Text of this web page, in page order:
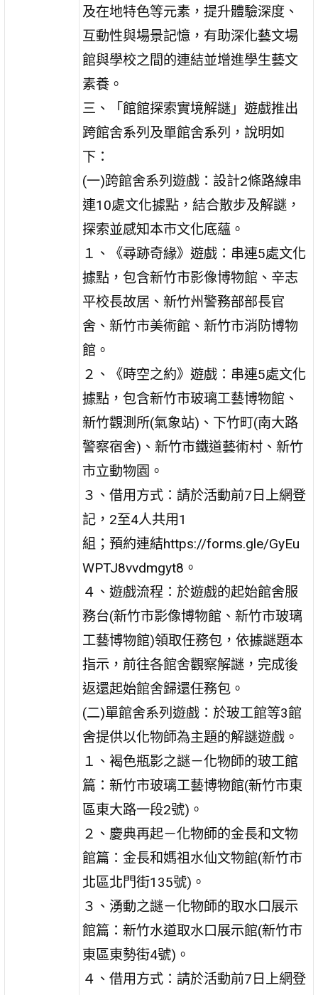
及在地特色等元素，提升體驗深度、
互動性與場景記憶，有助深化藝文場
館與學校之間的連結並增進學生藝文
素養。
三、「館館探索實境解謎」遊戲推出
跨館舍系列及單館舍系列，說明如
下：
(一)跨館舍系列遊戲：設計2條路線串
連10處文化據點，結合散步及解謎，
探索並感知本市文化底蘊。
１、《尋跡奇緣》遊戲：串連5處文化
據點，包含新竹市影像博物館、辛志
平校長故居、新竹州警務部部長官
舍、新竹市美術館、新竹市消防博物
館。
２、《時空之約》遊戲：串連5處文化
據點，包含新竹市玻璃工藝博物館、
新竹觀測所(氣象站)、下竹町(南大路
警察宿舍)、新竹市鐵道藝術村、新竹
市立動物園。
３、借用方式：請於活動前7日上網登
記，2至4人共用1
組；預約連結https://forms.gle/GyEu
WPTJ8vvdmgyt8。
４、遊戲流程：於遊戲的起始館舍服
務台(新竹市影像博物館、新竹市玻璃
工藝博物館)領取任務包，依據謎題本
指示，前往各館舍觀察解謎，完成後
返還起始館舍歸還任務包。
(二)單館舍系列遊戲：於玻工館等3館
舍提供以化物師為主題的解謎遊戲。
１、褐色瓶影之謎－化物師的玻工館
篇：新竹市玻璃工藝博物館(新竹市東
區東大路一段2號)。
２、慶典再起－化物師的金長和文物
館篇：金長和媽祖水仙文物館(新竹市
北區北門街135號)。
３、湧動之謎－化物師的取水口展示
館篇：新竹水道取水口展示館(新竹市
東區東勢街4號)。
４、借用方式：請於活動前7日上網登